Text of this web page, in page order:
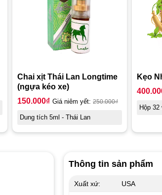
Chai xịt Thái Lan Longtime
(ngựa kéo xe)
150.000₫ Giá niêm yết: 250.000₫
Dung tích 5ml - Thái Lan
Kẹo
Hộp
Thông tin sản phẩm
Xuất xứ: USA